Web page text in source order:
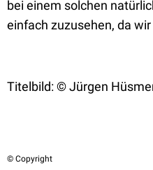
bei einem solchen
einfach zuzusehen, da
Titelbild: © Jürgen
© Copyright